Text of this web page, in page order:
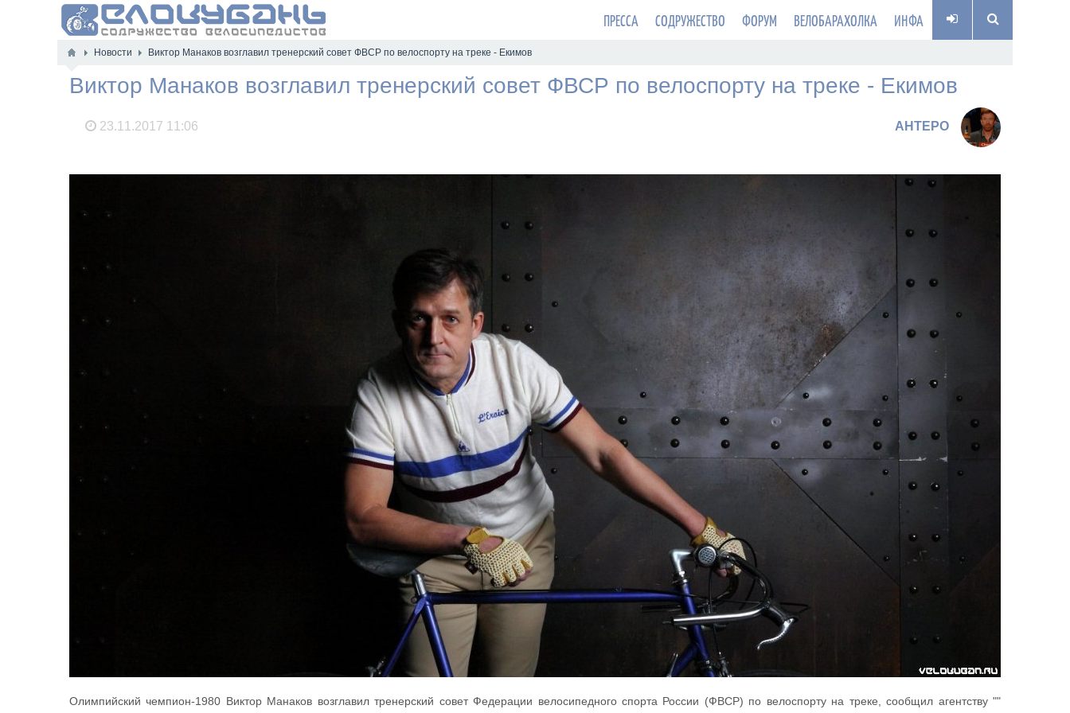
ПРЕССА СОДРУЖЕСТВО ФОРУМ ВЕЛОБАРАХОЛКА ИНФА
Новости Виктор Манаков возглавил тренерский совет ФВСР по велоспорту на треке - Екимов
Виктор Манаков возглавил тренерский совет ФВСР по велоспорту на треке - Екимов
23.11.2017 11:06 AHTEPO
Олимпийский чемпион-1980 Виктор Манаков возглавил тренерский совет Федерации велосипедного спорта России (ФВСР) по велоспорту на треке, сообщил агентству ""